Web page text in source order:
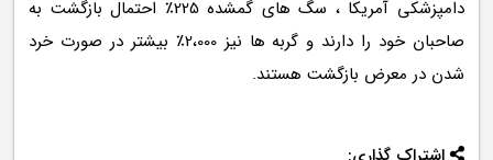
دامپزشکی آمریكا ، سگ های گمشده 225٪ احتمال بازگشت به
صاحبان خود را دارند و گربه ها نیز 2،000٪ بیشتر در صورت خرد
شدن در معرض بازگشت هستند.